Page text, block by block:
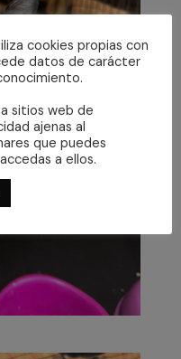
cookies propias con
datos de carácter
sitios web de
ajenas al
que puedes
a ellos.